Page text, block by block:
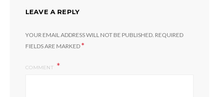
LEAVE A REPLY
YOUR EMAIL ADDRESS WILL NOT BE PUBLISHED. REQUIRED
FIELDS ARE MARKED*
COMMENT